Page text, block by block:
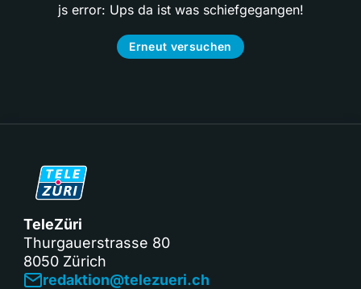
js error: Ups da ist was schiefgegangen!
Erneut versuchen
TeleZüri
Thurgauerstrasse 80
8050 Zürich
redaktion@telezueri.ch